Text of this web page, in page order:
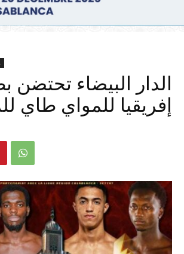
الدار البيضاء تحتضن
إفريقيا للمواي طاي